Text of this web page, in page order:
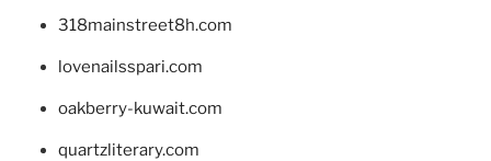
318mainstreet8h.com
lovenailsspari.com
oakberry-kuwait.com
quartzliterary.com